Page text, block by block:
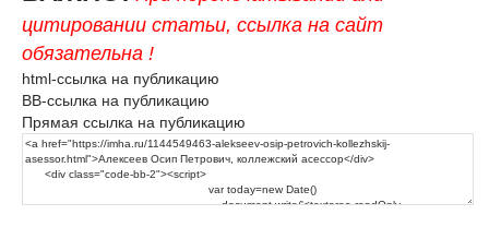
цитировании статьи, ссылка на сайт
обязательна !
html-ссылка на публикацию
BB-ссылка на публикацию
Прямая ссылка на публикацию